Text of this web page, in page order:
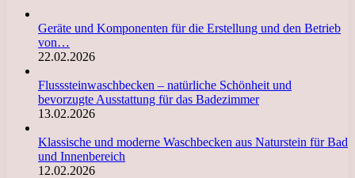
Geräte und Komponenten für die Erstellung und den Betrieb
von…
22.02.2026
Flusssteinwaschbecken – natürliche Schönheit und
bevorzugte Ausstattung für das Badezimmer
13.02.2026
Klassische und moderne Waschbecken aus Naturstein für Bad
und Innenbereich
12.02.2026